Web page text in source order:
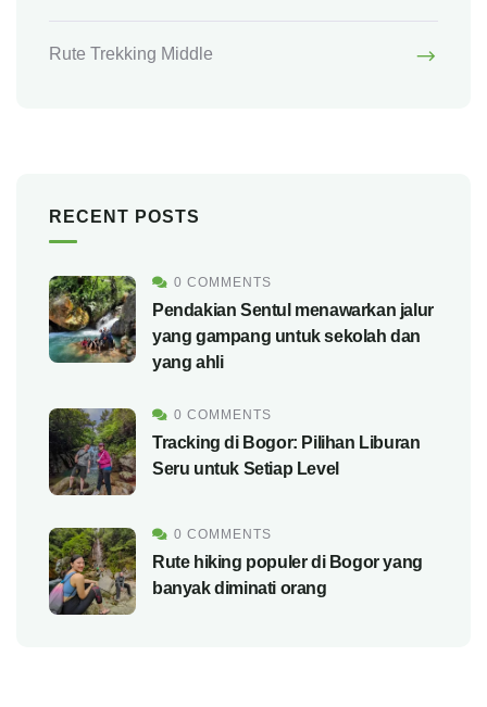
Rute Trekking Middle
RECENT POSTS
0 COMMENTS
Pendakian Sentul menawarkan jalur
yang gampang untuk sekolah dan
yang ahli
0 COMMENTS
Tracking di Bogor: Pilihan Liburan
Seru untuk Setiap Level
0 COMMENTS
Rute hiking populer di Bogor yang
banyak diminati orang